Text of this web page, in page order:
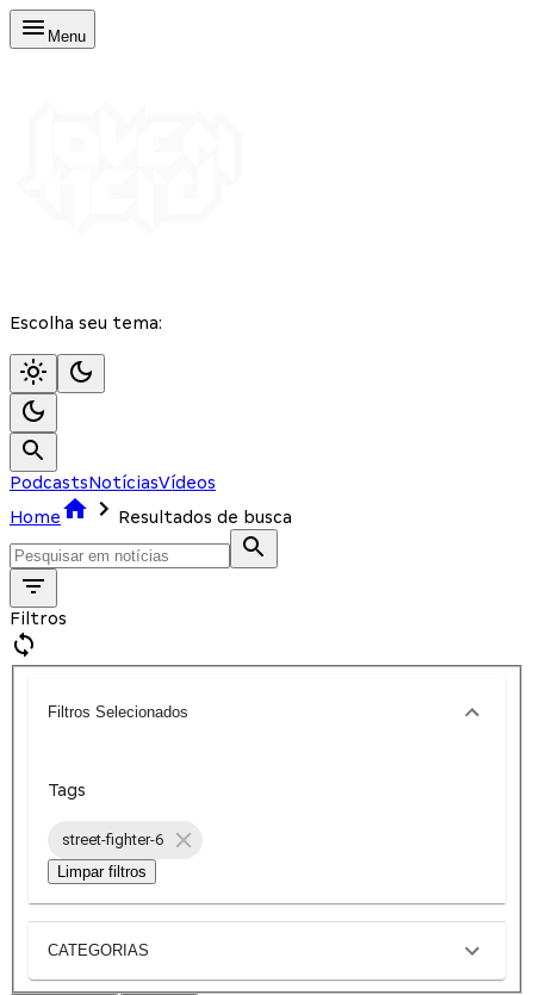
Menu
Escolha seu tema:
PodcastsNotíciasVídeos
Home
Resultados de busca
Filtros
Filtros Selecionados
Tags
street-fighter-6
Limpar filtros
CATEGORIAS